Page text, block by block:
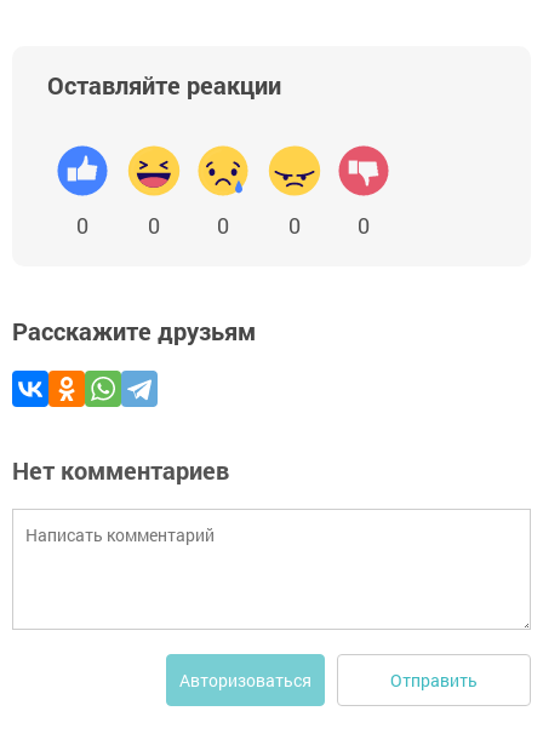
Оставляйте реакции
0 0 0 0 0
Расскажите друзьям
Нет комментариев
Авторизоваться Отправить